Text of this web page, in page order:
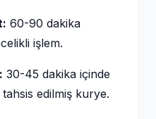
60-90 dakika
işlem.
30-45 dakika içinde
edilmiş kurye.